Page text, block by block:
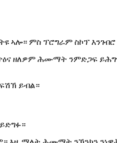
ኣሎ። ምስ ፕሮግራም ስኮፕ
ዘለዎም ሕሙማት ንምድጋፍ